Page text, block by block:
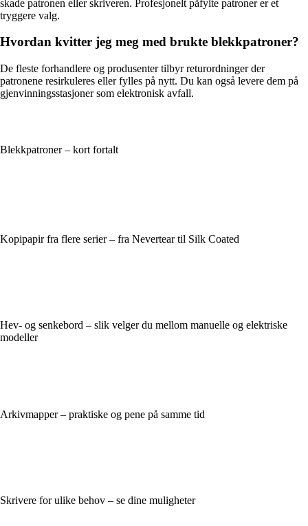
skade patronen eller skriveren. Profesjonelt påfylte patroner er et
tryggere valg.
Hvordan kvitter jeg meg med brukte blekkpatroner?
De fleste forhandlere og produsenter tilbyr returordninger der
patronene resirkuleres eller fylles på nytt. Du kan også levere dem på
gjenvinningsstasjoner som elektronisk avfall.
Blekkpatroner – kort fortalt
Kopipapir fra flere serier – fra Nevertear til Silk Coated
Hev- og senkebord – slik velger du mellom manuelle og elektriske
modeller
Arkivmapper – praktiske og pene på samme tid
Skrivere for ulike behov – se dine muligheter